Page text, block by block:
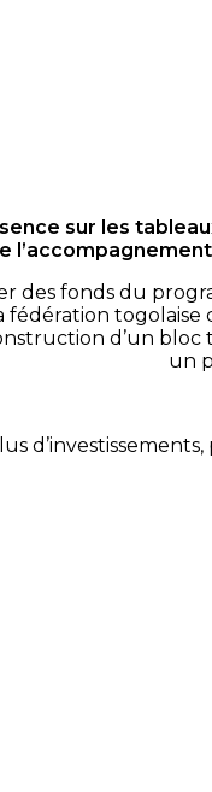
sur les
des fonds du
fédération
d’un
un